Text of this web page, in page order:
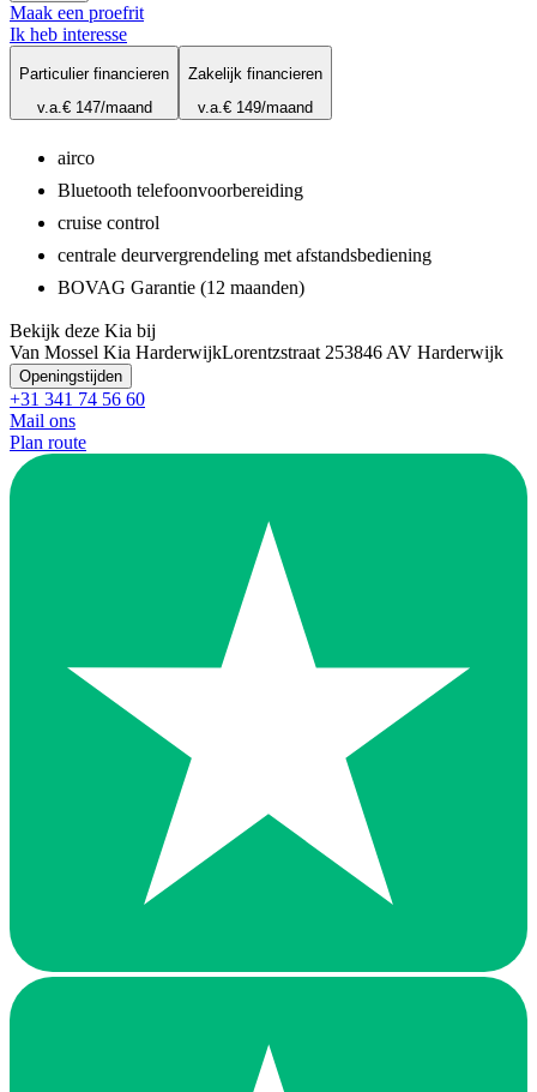
Maak een proefrit
Ik heb interesse
Particulier financieren
v.a.€ 147/maand
Zakelijk financieren
v.a.€ 149/maand
airco
Bluetooth telefoonvoorbereiding
cruise control
centrale deurvergrendeling met afstandsbediening
BOVAG Garantie (12 maanden)
Bekijk deze Kia bij
Van Mossel Kia HarderwijkLorentzstraat 253846 AV Harderwijk
Openingstijden
+31 341 74 56 60
Mail ons
Plan route